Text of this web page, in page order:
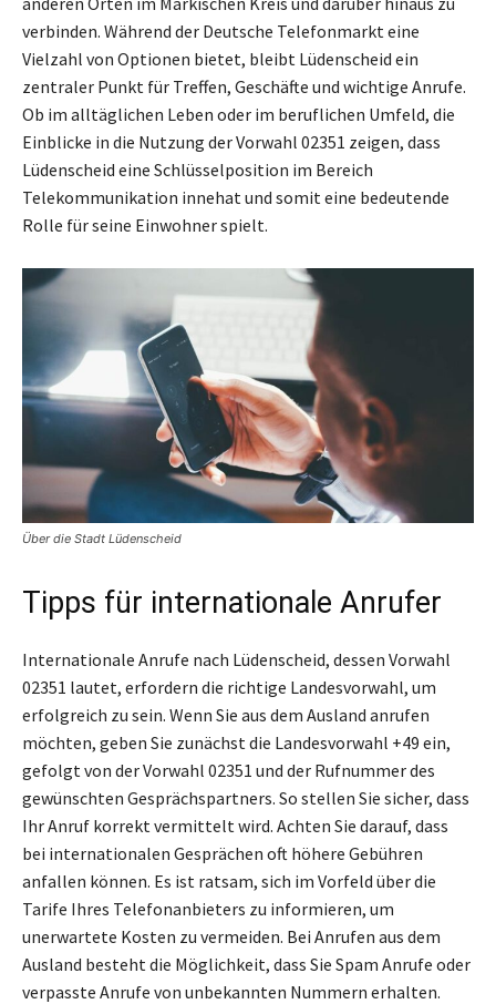
verbinden. Während der Deutsche Telefonmarkt eine
Vielzahl von Optionen bietet, bleibt Lüdenscheid ein
zentraler Punkt für Treffen, Geschäfte und wichtige Anrufe.
Ob im alltäglichen Leben oder im beruflichen Umfeld, die
Einblicke in die Nutzung der Vorwahl 02351 zeigen, dass
Lüdenscheid eine Schlüsselposition im Bereich
Telekommunikation innehat und somit eine bedeutende
Rolle für seine Einwohner spielt.
Über die Stadt Lüdenscheid
Tipps für internationale Anrufer
Internationale Anrufe nach Lüdenscheid, dessen Vorwahl
02351 lautet, erfordern die richtige Landesvorwahl, um
erfolgreich zu sein. Wenn Sie aus dem Ausland anrufen
möchten, geben Sie zunächst die Landesvorwahl +49 ein,
gefolgt von der Vorwahl 02351 und der Rufnummer des
gewünschten Gesprächspartners. So stellen Sie sicher, dass
Ihr Anruf korrekt vermittelt wird. Achten Sie darauf, dass
bei internationalen Gesprächen oft höhere Gebühren
anfallen können. Es ist ratsam, sich im Vorfeld über die
Tarife Ihres Telefonanbieters zu informieren, um
unerwartete Kosten zu vermeiden. Bei Anrufen aus dem
Ausland besteht die Möglichkeit, dass Sie Spam Anrufe oder
verpasste Anrufe von unbekannten Nummern erhalten.